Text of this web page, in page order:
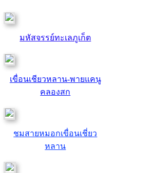
มหัสจรรย์ทะเลภูเก็ต
เขื่อนเชียวหลาน-พายแคนู
คลองสก
ชมสายหมอกเขื่อนเชี่ยว
หลาน